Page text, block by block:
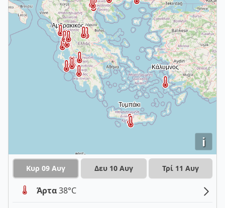
i
Κυρ 09 Αυγ Δευ 10 Αυγ Τρί 11 Αυγ
Άρτα38°C